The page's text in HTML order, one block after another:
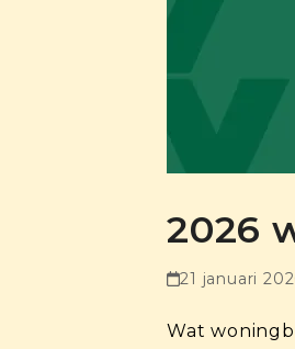
2026
21 januari
Wat